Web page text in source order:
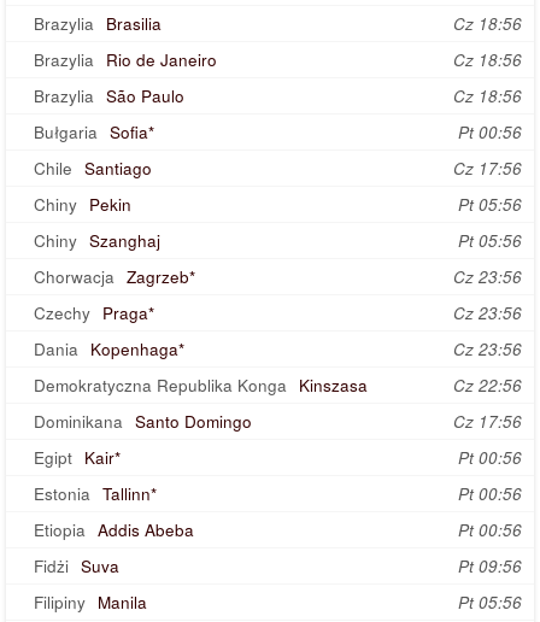
Brazylia Brasilia
Cz 18:56
Brazylia Rio de Janeiro
Cz 18:56
Brazylia São Paulo
Cz 18:56
Bułgaria Sofia*
Pt 00:56
Chile Santiago
Cz 17:56
Chiny Pekin
Pt 05:56
Chiny Szanghaj
Pt 05:56
Chorwacja Zagrzeb*
Cz 23:56
Czechy Praga*
Cz 23:56
Dania Kopenhaga*
Cz 23:56
Demokratyczna Republika Konga Kinszasa
Cz 22:56
Dominikana Santo Domingo
Cz 17:56
Egipt Kair*
Pt 00:56
Estonia Tallinn*
Pt 00:56
Etiopia Addis Abeba
Pt 00:56
Fidżi Suva
Pt 09:56
Filipiny Manila
Pt 05:56